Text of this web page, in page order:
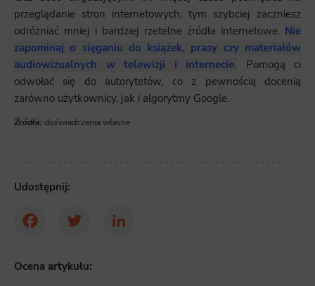
przeglądanie stron internetowych, tym szybciej zaczniesz
odróżniać mniej i bardziej rzetelne źródła internetowe. Nie
zapominaj o sięganiu do książek, prasy czy materiałów
audiowizualnych w telewizji i internecie. Pomogą ci
odwołać się do autorytetów, co z pewnością docenią
zarówno użytkownicy, jak i algorytmy Google.
Źródła:doświadczenia własne
Udostępnij:
FacebookTwitter LinkedIn
Ocena artykułu: